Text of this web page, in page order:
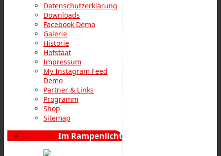
Datenschutzerklärung
Downloads
Facebook Demo
Galerie
Historie
Hofstaat
Impressum
My Instagram Feed
Demo
Partner & Links
Programm
Shop
Sitemap
Im Rampenlicht